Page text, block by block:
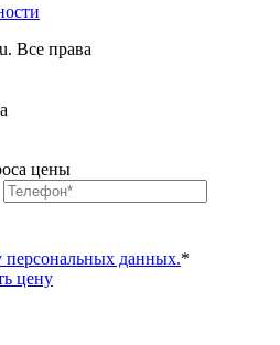
Все права
цены
персональных данных.*
цену